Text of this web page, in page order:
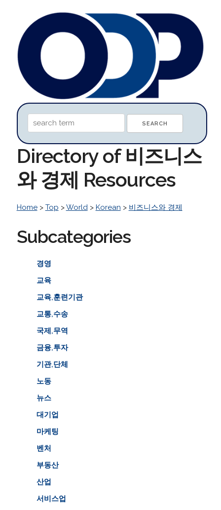
Directory of 비즈니스
와 경제 Resources
Home> Top >World> Korean > 비즈니스와 경제
Subcategories
경영
교육
교육,훈련기관
교통,수송
국제,무역
금융,투자
기관,단체
노동
뉴스
대기업
마케팅
벤처
부동산
산업
서비스업